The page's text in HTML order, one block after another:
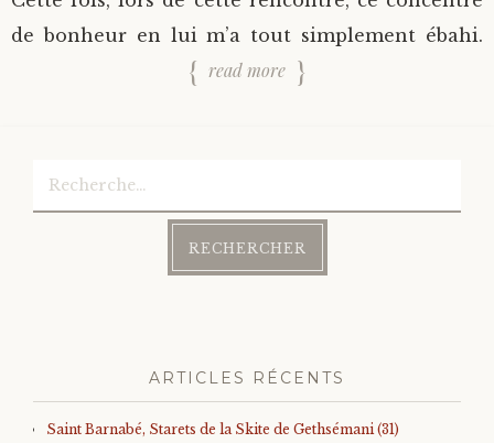
de bonheur en lui m’a tout simplement ébahi.
read more
ARTICLES RÉCENTS
Saint Barnabé, Starets de la Skite de Gethsémani (31)